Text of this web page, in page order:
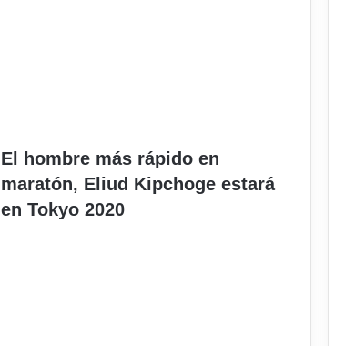
El hombre más rápido en
maratón, Eliud Kipchoge estará
en Tokyo 2020